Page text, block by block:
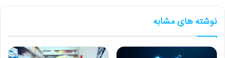
نوشته های مشابه